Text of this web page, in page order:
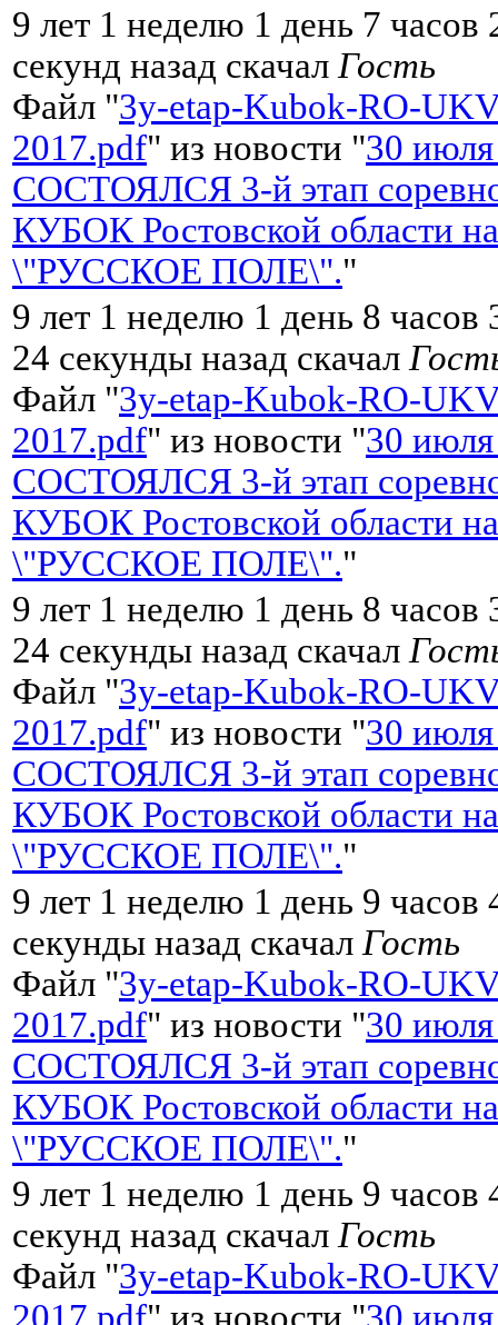
9 лет 1 неделю 1 день 7
секунд назад скачал Гость
Файл "3y-etap-Kubok-RO-
2017.pdf" из новости "30 июля
СОСТОЯЛСЯ 3-й этап
КУБОК Ростовской области
\"РУССКОЕ ПОЛЕ\"."
9 лет 1 неделю 1 день 8
24 секунды назад скачал
Файл "3y-etap-Kubok-RO-
2017.pdf" из новости "30 июля
СОСТОЯЛСЯ 3-й этап
КУБОК Ростовской области
\"РУССКОЕ ПОЛЕ\"."
9 лет 1 неделю 1 день 8
24 секунды назад скачал
Файл "3y-etap-Kubok-RO-
2017.pdf" из новости "30 июля
СОСТОЯЛСЯ 3-й этап
КУБОК Ростовской области
\"РУССКОЕ ПОЛЕ\"."
9 лет 1 неделю 1 день 9 часов
секунды назад скачал Гость
Файл "3y-etap-Kubok-RO-
2017.pdf" из новости "30 июля
СОСТОЯЛСЯ 3-й этап
КУБОК Ростовской области
\"РУССКОЕ ПОЛЕ\"."
9 лет 1 неделю 1 день 9 часов
секунд назад скачал Гость
Файл "3y-etap-Kubok-RO-
2017.pdf" из новости "30 июля